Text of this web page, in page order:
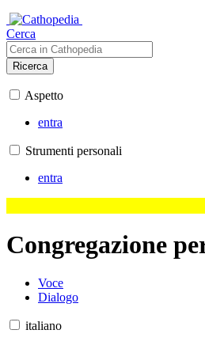
Cerca
Ricerca
Aspetto
entra
Strumenti personali
entra
Congregazione
Voce
Dialogo
italiano